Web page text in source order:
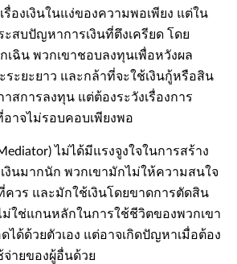
รื่องเงินในแง่ของความพอเพียง แต่ใน
ะสบปัญหาการเงินที่ตึงเครียด โดย
เฉิน พวกเขาชอบลงทุนเพื่อหวังผล
ระยะยาว และกล้าที่จะใช้เงินกู้หรือสิน
สการลงทุน แต่ต้องระวังเรื่องการ
อาจไม่รอบคอบเพียงพอ
ไม่ได้มีแรงจูงใจในการสร้าง
งินมากนัก พวกเขามักไม่ให้ความสนใจ
ที่ควร และมักใช้เงินโดยขาดการตัดสิน
ม่ใช่แกนหลักในการใช้ชีวิตของพวกเขา
ได้ด้วยตัวเอง แต่อาจเกิดปัญหาเมื่อต้อง
ายของผู้อื่นด้วย